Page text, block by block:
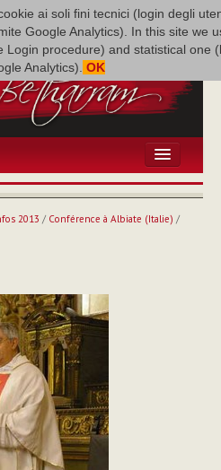
ai soli fini tecnici (login degli
Google Analytics). In this site we
Login procedure) and statistical one
Analytics). OK
2013 / Conférence à Albiate (Italie) /